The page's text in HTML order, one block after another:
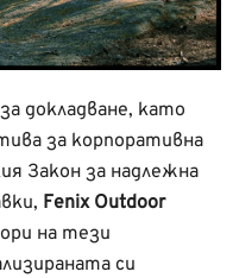
докладване, като
за корпоративна
Закон за надлежна
Fenix Outdoor
на тези
си